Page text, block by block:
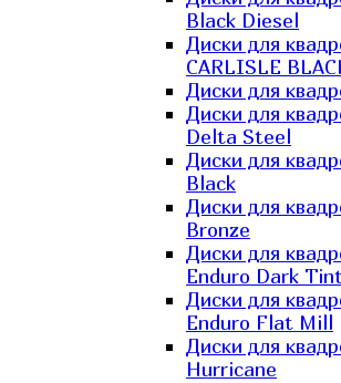
Black Diesel
Диски для
CARLISLE
Диски для
Диски для
Delta Steel
Диски для
Black
Диски для
Bronze
Диски для
Enduro Dark
Диски для
Enduro Flat Mill
Диски для
Hurricane